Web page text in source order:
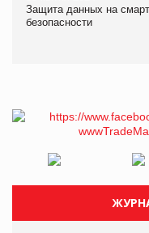
Защита данных на
безопасности